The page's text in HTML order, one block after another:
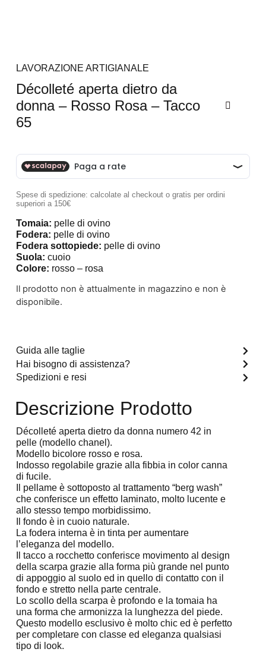
LAVORAZIONE ARTIGIANALE
Décolleté aperta dietro da
donna – Rosso Rosa – Tacco
65
Spese di spedizione: calcolate al checkout o gratis per ordini
superiori a 150€
Tomaia: pelle di ovino
Fodera: pelle di ovino
Fodera sottopiede: pelle di ovino
Suola: cuoio
Colore: rosso – rosa
Il prodotto non è attualmente in magazzino e non è
disponibile.
Guida alle taglie
Hai bisogno di assistenza?
Spedizioni e resi
Descrizione Prodotto
Décolleté aperta dietro da donna numero 42 in
pelle (modello chanel).
Modello bicolore rosso e rosa.
Indosso regolabile grazie alla fibbia in color canna
di fucile.
Il pellame è sottoposto al trattamento “berg wash”
che conferisce un effetto laminato, molto lucente e
allo stesso tempo morbidissimo.
Il fondo è in cuoio naturale.
La fodera interna è in tinta per aumentare
l’eleganza del modello.
Il tacco a rocchetto conferisce movimento al design
della scarpa grazie alla forma più grande nel punto
di appoggio al suolo ed in quello di contatto con il
fondo e stretto nella parte centrale.
Lo scollo della scarpa è profondo e la tomaia ha
una forma che armonizza la lunghezza del piede.
Questo modello esclusivo è molto chic ed è perfetto
per completare con classe ed eleganza qualsiasi
tipo di look.